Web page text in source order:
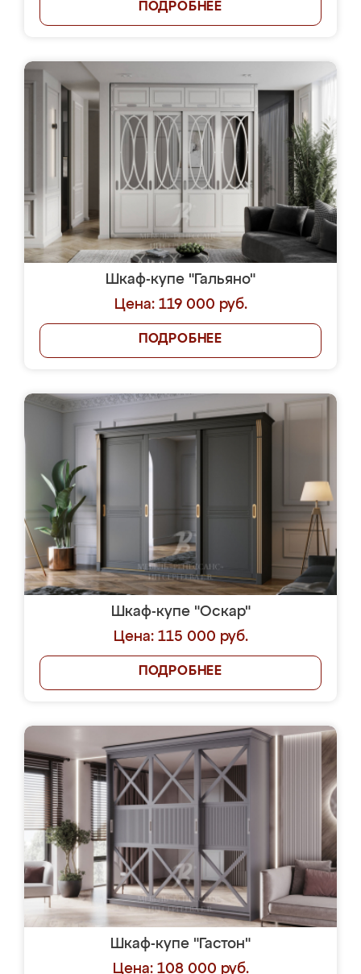
ПОДРОБНЕЕ
Шкаф-купе "Гальяно"
Цена: 119 000 руб.
ПОДРОБНЕЕ
Шкаф-купе "Оскар"
Цена: 115 000 руб.
ПОДРОБНЕЕ
Шкаф-купе "Гастон"
Цена: 108 000 руб.